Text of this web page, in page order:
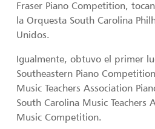
Fraser Piano Competition,
la Orquesta South Carolina
Unidos.
Igualmente, obtuvo el primer
Southeastern Piano
Music Teachers Association
South Carolina Music Teachers
Music Competition.